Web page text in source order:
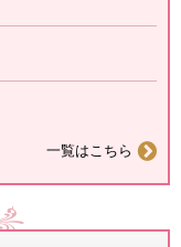
一覧はこちら